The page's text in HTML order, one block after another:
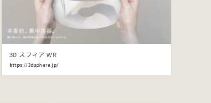
3D スフィア WR
https://3dsphere.jp/